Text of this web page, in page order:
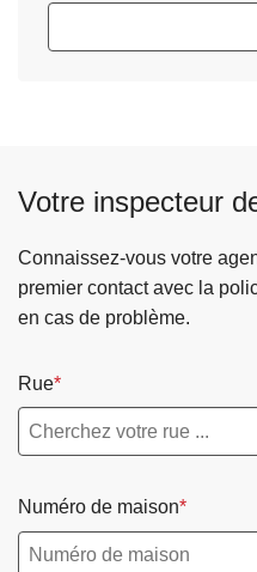
Votre inspecteur
Connaissez-vous votre
premier contact avec la
en cas de problème.
Rue
Numéro de maison